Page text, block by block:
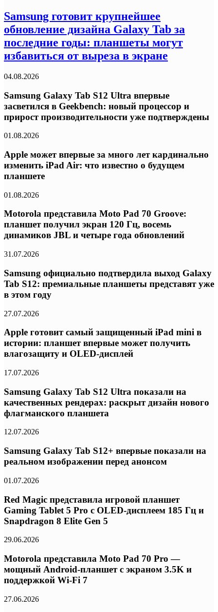
Samsung готовит крупнейшее
обновление дизайна Galaxy Tab за
последние годы: планшеты могут
избавиться от выреза в экране
04.08.2026
Samsung Galaxy Tab S12 Ultra впервые
засветился в Geekbench: новый процессор и
прирост производительности уже подтверждены
01.08.2026
Apple может впервые за много лет кардинально
изменить iPad Air: что известно о будущем
планшете
01.08.2026
Motorola представила Moto Pad 70 Groove:
планшет получил экран 120 Гц, восемь
динамиков JBL и четыре года обновлений
31.07.2026
Samsung официально подтвердила выход Galaxy
Tab S12: премиальные планшеты представят уже
в этом году
27.07.2026
Apple готовит самый защищенный iPad mini в
истории: планшет впервые может получить
влагозащиту и OLED-дисплей
17.07.2026
Samsung Galaxy Tab S12 Ultra показали на
качественных рендерах: раскрыт дизайн нового
флагманского планшета
12.07.2026
Samsung Galaxy Tab S12+ впервые показали на
реальном изображении перед анонсом
01.07.2026
Red Magic представила игровой планшет
Gaming Tablet 5 Pro с OLED-дисплеем 185 Гц и
Snapdragon 8 Elite Gen 5
29.06.2026
Motorola представила Moto Pad 70 Pro —
мощный Android-планшет с экраном 3.5K и
поддержкой Wi-Fi 7
27.06.2026